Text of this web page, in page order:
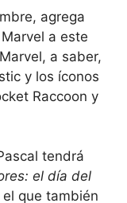
agrega
a este
a saber,
y los íconos
Raccoon y
tendrá
el día del
el que también